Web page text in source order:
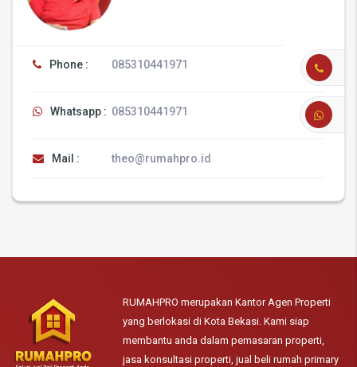
Phone : 085310441971
Whatsapp : 085310441971
Mail : theo@rumahpro.id
RUMAHPRO merupakan Kantor Agen Properti
yang berlokasi di Kota Bekasi. Kami siap
membantu anda dalam pemasaran properti,
jasa konsultasi properti, jual beli rumah primary